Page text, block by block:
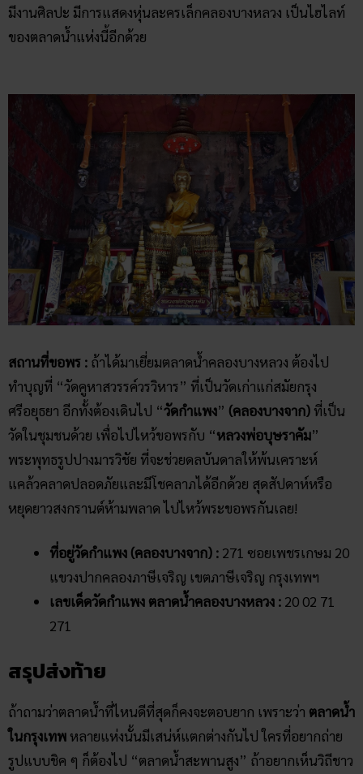
มีงานศิลปะ มีการแสดงหุ่นละครเล็กคลองบางหลวง เป็นไฮไลท์
ของตลาดน้ำแห่งนี้อีกด้วย
สถานที่ขอพร : ถ้าได้มาเยี่ยมตลาดน้ำคลองบางหลวง ต้องไป
ทำบุญที่ “วัดคูหาสวรรค์วรวิหาร” ที่เป็นวัดเก่าแก่สมัยกรุง
ศรีอยุธยา อีกทั้งต้องเดินไป “วัดกำแพง” (คลองบางจาก) ที่เป็น
วัดในชุมชนด้วย เพื่อไปไหว้ขอพรกับ “หลวงพ่อบุษราคัม”
พระพุทธรูปปางมารวิชัย ที่จะช่วยดลบันดาลให้พ้นเคราะห์
แคล้วคลาดปลอดภัยและมีโชคลาภได้อีกด้วย สุดสัปดาห์หรือ
หยุดยาวสงกรานต์ห้ามพลาด ไปไหว้พระขอพรกันเลย!
ที่อยู่วัดกำแพง (คลองบางจาก) : 271 ซอยเพชรเกษม 20
แขวงปากคลองภาษีเจริญ เขตภาษีเจริญ กรุงเทพฯ
เลขเด็ดวัดกำแพง ตลาดน้ำคลองบางหลวง : 20 02 71
271
สรุปส่งท้าย
ถ้าถามว่าตลาดน้ำที่ไหนดีที่สุดก็คงจะตอบยาก เพราะว่า ตลาดน้ำ
ในกรุงเทพ หลายแห่งนั้นมีเสน่ห์แตกต่างกันไป ใครที่อยากถ่าย
รูปแบบชิค ๆ ก็ต้องไป “ตลาดน้ำสะพานสูง” ถ้าอยากเห็นวิถีชาว